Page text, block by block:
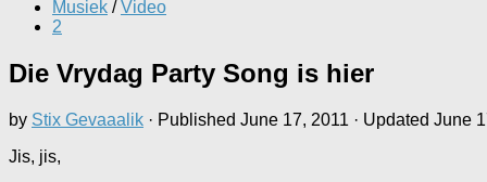
Musiek / Video
2
Die Vrydag Party Song is hier
by Stix Gevaaalik · Published June 17, 2011 · Updated June
Jis, jis,